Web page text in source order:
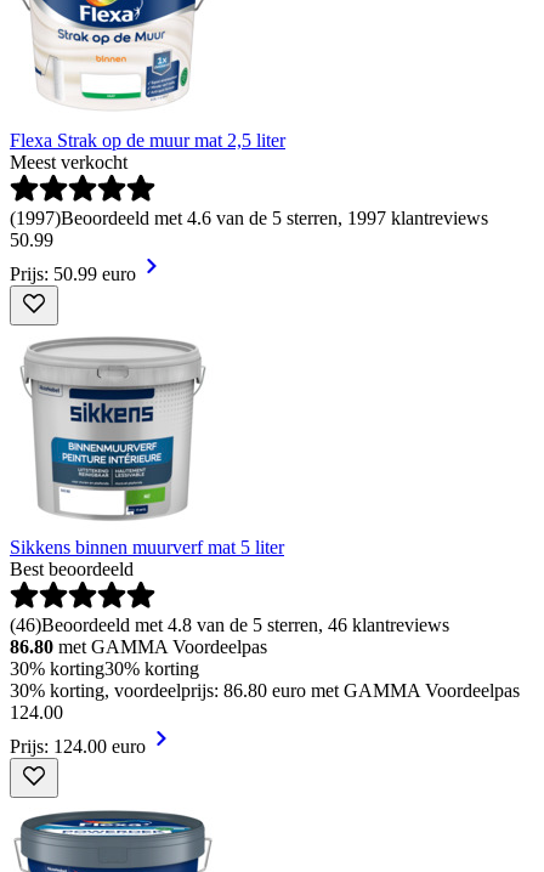
Flexa Strak op de muur mat 2,5 liter
Meest verkocht
(1997)Beoordeeld met 4.6 van de 5 sterren, 1997 klantreviews
50.99
Prijs: 50.99 euro
Sikkens binnen muurverf mat 5 liter
Best beoordeeld
(46)Beoordeeld met 4.8 van de 5 sterren, 46 klantreviews
86.80 met GAMMA Voordeelpas
30% korting30% korting
30% korting, voordeelprijs: 86.80 euro met GAMMA Voordeelpas
124.00
Prijs: 124.00 euro